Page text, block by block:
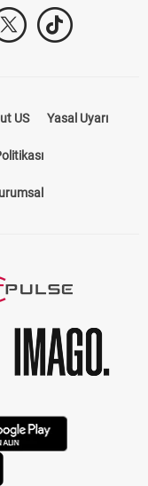
US Yasal Uyarı